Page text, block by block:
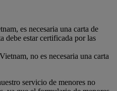
es necesaria una carta de
debe estar certificada por las
no es necesaria una carta
servicio de menores no